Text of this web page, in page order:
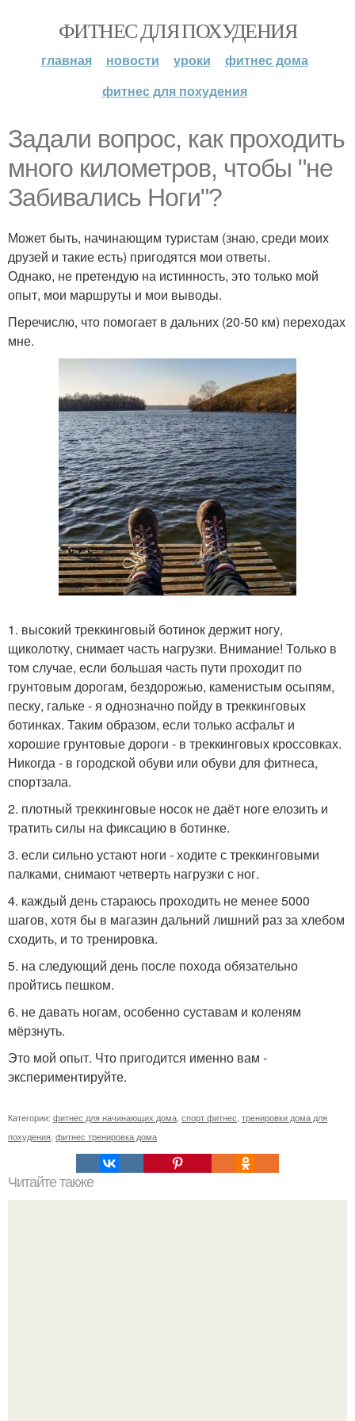
ФИТНЕС ДЛЯ ПОХУДЕНИЯ
главная новости уроки
фитнес дома
фитнес для похудения
Задали вопрос, как проходить
много километров, чтобы "не
Забивались Ноги"?
Может быть, начинающим туристам (знаю, среди моих
друзей и такие есть) пригодятся мои ответы.
Однако, не претендую на истинность, это только мой
опыт, мои маршруты и мои выводы.
Перечислю, что помогает в дальних (20-50 км) переходах
мне.
1. высокий треккинговый ботинок держит ногу,
щиколотку, снимает часть нагрузки. Внимание! Только в
том случае, если большая часть пути проходит по
грунтовым дорогам, бездорожью, каменистым осыпям,
песку, гальке - я однозначно пойду в треккинговых
ботинках. Таким образом, если только асфальт и
хорошие грунтовые дороги - в треккинговых кроссовках.
Никогда - в городской обуви или обуви для фитнеса,
спортзала.
2. плотный треккинговые носок не даёт ноге елозить и
тратить силы на фиксацию в ботинке.
3. если сильно устают ноги - ходите с треккинговыми
палками, снимают четверть нагрузки с ног.
4. каждый день стараюсь проходить не менее 5000
шагов, хотя бы в магазин дальний лишний раз за хлебом
сходить, и то тренировка.
5. на следующий день после похода обязательно
пройтись пешком.
6. не давать ногам, особенно суставам и коленям
мёрзнуть.
Это мой опыт. Что пригодится именно вам -
экспериментируйте.
Категории: фитнес для начинающих дома, спорт фитнес, тренировки дома для
похудения, фитнес тренировка дома
Читайте также